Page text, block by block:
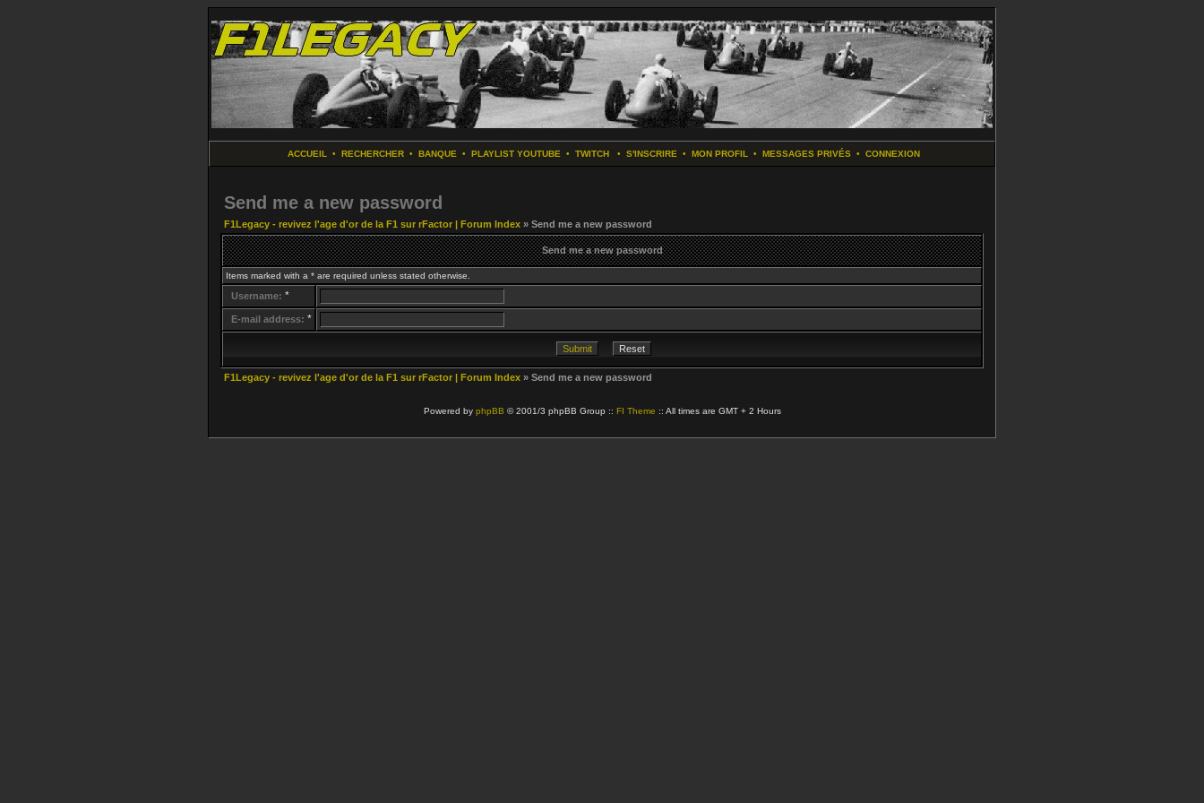
ACCUEIL • RECHERCHER• BANQUE • PLAYLIST YOUTUBE • TWITCH• S'INSCRIRE • MON PROFIL • MESSAGES PRIVÉS• CONNEXION
Send me a new password
F1Legacy - revivez l'age d'or de la F1 sur rFactor | Forum Index » Send me a new password
Send me a new password
Items marked with a * are required unless stated otherwise.
Username: *
E-mail address: *
F1Legacy - revivez l'age d'or de la F1 sur rFactor | Forum Index » Send me a new password
Powered by phpBB © 2001/3 phpBB Group :: FI Theme :: All times are GMT + 2 Hours